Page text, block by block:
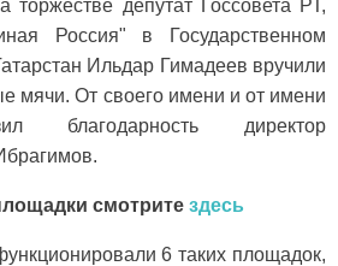
торжестве депутат Госсовета РТ,
Россия" в Государственном
Ильдар Гимадеев вручили
мячи. От своего имени и от имени
благодарность директор
смотрите здесь
6 таких площадок,